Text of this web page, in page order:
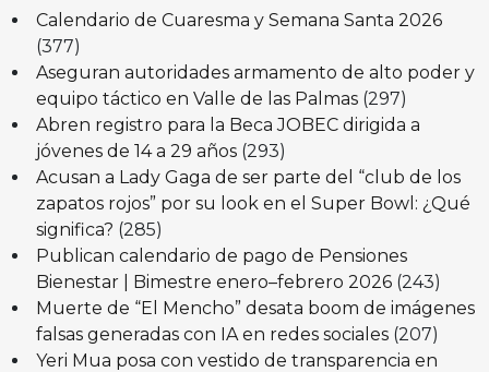
Calendario de Cuaresma y Semana Santa 2026
(377)
Aseguran autoridades armamento de alto poder y
equipo táctico en Valle de las Palmas (297)
Abren registro para la Beca JOBEC dirigida a
jóvenes de 14 a 29 años (293)
Acusan a Lady Gaga de ser parte del “club de los
zapatos rojos” por su look en el Super Bowl: ¿Qué
significa? (285)
Publican calendario de pago de Pensiones
Bienestar | Bimestre enero–febrero 2026 (243)
Muerte de “El Mencho” desata boom de imágenes
falsas generadas con IA en redes sociales (207)
Yeri Mua posa con vestido de transparencia en